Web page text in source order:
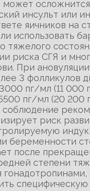
может
инсульт или
яичников на
использовать
тяжелого
риска СГЯ и
При
3 фолликулов
пг/мл (11
пг/мл (20 200
соблюдение
риск
беременности
после
степени